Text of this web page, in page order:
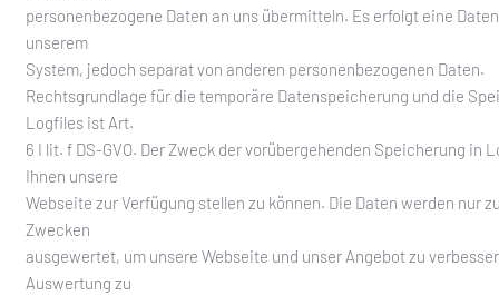
personenbezogene Daten an uns übermitteln. Es erfolgt eine
unserem
System, jedoch separat von anderen personenbezogenen Daten.
Rechtsgrundlage für die temporäre Datenspeicherung und die
Logfiles ist Art.
6 I lit. f DS-GVO. Der Zweck der vorübergehenden Speicherung in
Ihnen unsere
Webseite zur Verfügung stellen zu können. Die Daten werden nur
Zwecken
ausgewertet, um unsere Webseite und unser Angebot zu
Auswertung zu